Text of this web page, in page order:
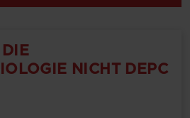
NICHT DEPC